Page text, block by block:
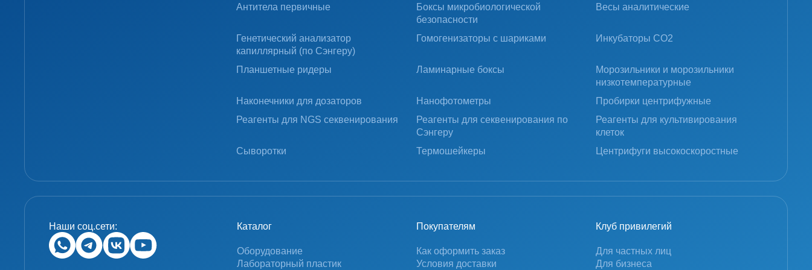
Антитела первичные
Боксы микробиологической
безопасности
Весы аналитические
Генетический анализатор
капиллярный (по Сэнгеру)
Гомогенизаторы с шариками Инкубаторы CO2
Планшетные ридеры Ламинарные боксы
Морозильники и морозильники
низкотемпературные
Наконечники для дозаторов
Нанофотометры
Пробирки центрифужные
Реагенты для NGS секвенирования
Реагенты для секвенирования по
Сэнгеру
Реагенты для культивирования
клеток
Сыворотки
Термошейкеры Центрифуги высокоскоростные
Наши соц.сети: Каталог
Оборудование
Лабораторный пластик
Покупателям
Как оформить заказ
Условия доставки
Клуб привилегий
Для частных лиц
Для бизнеса